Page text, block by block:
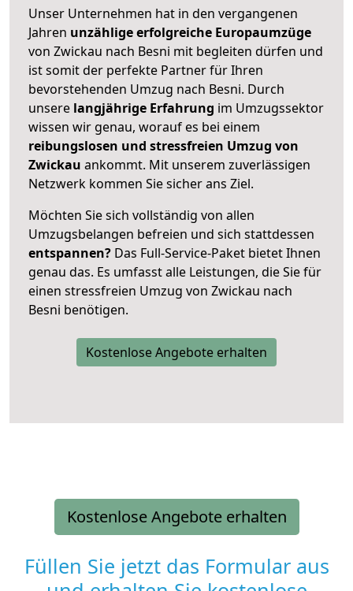
Unser Unternehmen hat in den vergangenen
Jahren unzählige erfolgreiche Europaumzüge
von Zwickau nach Besni mit begleiten dürfen und
ist somit der perfekte Partner für Ihren
bevorstehenden Umzug nach Besni. Durch
unsere langjährige Erfahrung im Umzugssektor
wissen wir genau, worauf es bei einem
reibungslosen und stressfreien Umzug von
Zwickau ankommt. Mit unserem zuverlässigen
Netzwerk kommen Sie sicher ans Ziel.
Möchten Sie sich vollständig von allen
Umzugsbelangen befreien und sich stattdessen
entspannen? Das Full-Service-Paket bietet Ihnen
genau das. Es umfasst alle Leistungen, die Sie für
einen stressfreien Umzug von Zwickau nach
Besni benötigen.
Kostenlose Angebote erhalten
Kostenlose Angebote erhalten
Füllen Sie jetzt das Formular aus